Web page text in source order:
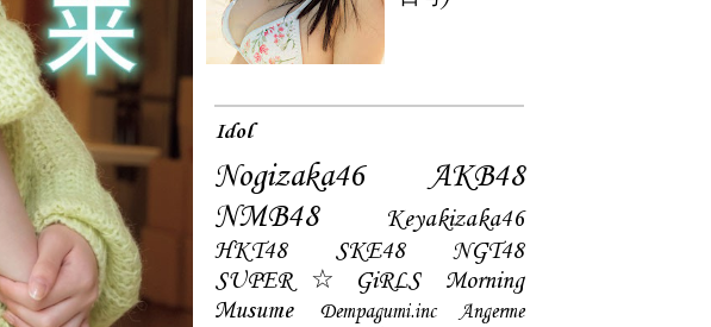
Idol
Nogizaka46
AKB48
NMB48
Keyakizaka46
HKT48
SKE48
NGT48
SUPER☆GiRLS
Morning
Musume
Dempagumi.inc
Angerme